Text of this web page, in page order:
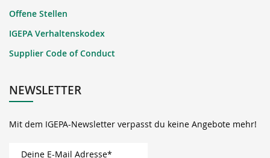
Offene Stellen
IGEPA Verhaltenskodex
Supplier Code of Conduct
NEWSLETTER
Mit dem IGEPA-Newsletter verpasst du keine Angebote mehr!
Deine E-Mail Adresse*